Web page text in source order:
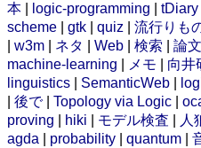
本 logic-programming tDiary
scheme
gtk quiz 流行りも
w3m ネタ Web 検索 論文
machine-learning
メモ 向井
linguistics
SemanticWeb
後で| Topology via Logic
proving
hiki モデル検査 人
agda
probability quantum